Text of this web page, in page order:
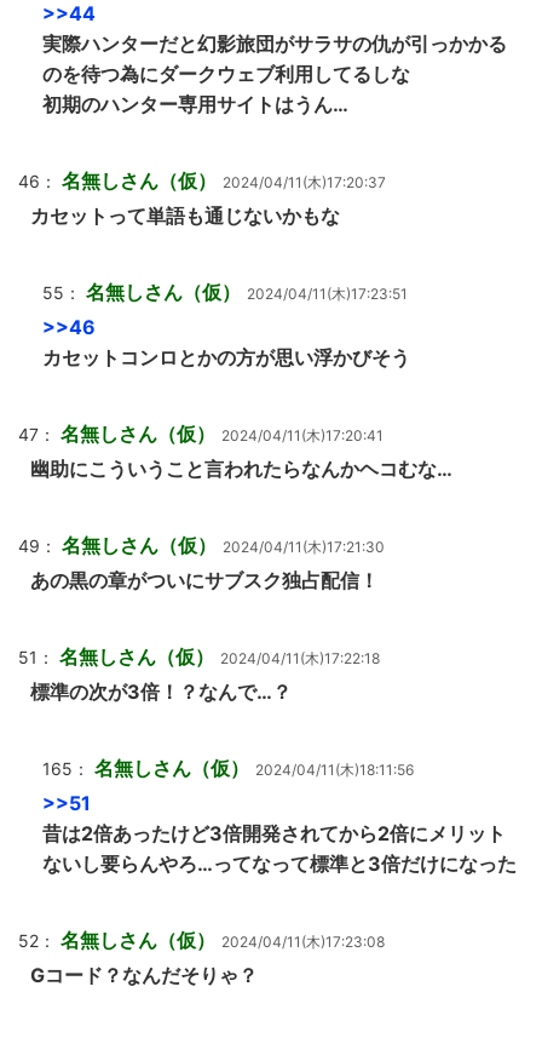
>>44
実際ハンターだと幻影旅団がサラサの仇が引っかかる
のを待つ為にダークウェブ利用してるしな
初期のハンター専用サイトはうん…
46： 名無しさん（仮） 2024/04/11(木)17:20:37
カセットって単語も通じないかもな
55： 名無しさん（仮） 2024/04/11(木)17:23:51
>>46
カセットコンロとかの方が思い浮かびそう
47： 名無しさん（仮） 2024/04/11(木)17:20:41
幽助にこういうこと言われたらなんかヘコむな…
49： 名無しさん（仮） 2024/04/11(木)17:21:30
あの黒の章がついにサブスク独占配信！
51： 名無しさん（仮） 2024/04/11(木)17:22:18
標準の次が3倍！？なんで…？
165： 名無しさん（仮） 2024/04/11(木)18:11:56
>>51
昔は2倍あったけど3倍開発されてから2倍にメリット
ないし要らんやろ…ってなって標準と3倍だけになった
52： 名無しさん（仮） 2024/04/11(木)17:23:08
Gコード？なんだそりゃ？